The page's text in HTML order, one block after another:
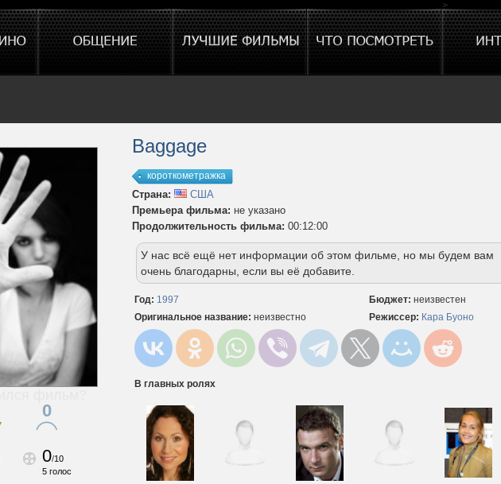
>
0
0/10
5 голос
Baggage
короткометражка
Страна:
США
Премьера фильма: не указано
Продолжительность фильма: 00:12:00
У нас всё ещё нет информации об этом фильме, но мы будем вам
очень благодарны, если вы её добавите.
Год: 1997 Бюджет: неизвестен
Оригинальное название: неизвестно Режиссер: Кара Буоно
В главных ролях